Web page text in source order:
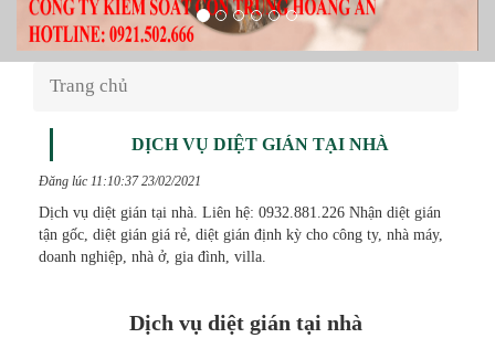
Trang chủ
DỊCH VỤ DIỆT GIÁN TẠI NHÀ
Đăng lúc 11:10:37 23/02/2021
Dịch vụ diệt gián tại nhà. Liên hệ: 0932.881.226 Nhận diệt gián
tận gốc, diệt gián giá rẻ, diệt gián định kỳ cho công ty, nhà máy,
doanh nghiệp, nhà ở, gia đình, villa.
Dịch vụ diệt gián tại nhà